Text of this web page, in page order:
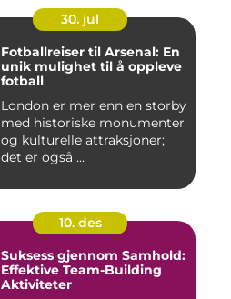
30. jul
Fotballreiser til Arsenal: En
unik mulighet til å oppleve
fotball
London er mer enn en storby
med historiske monumenter
og kulturelle attraksjoner;
det er også ...
10. des
Suksess gjennom Samhold:
Effektive Team-Building
Aktiviteter